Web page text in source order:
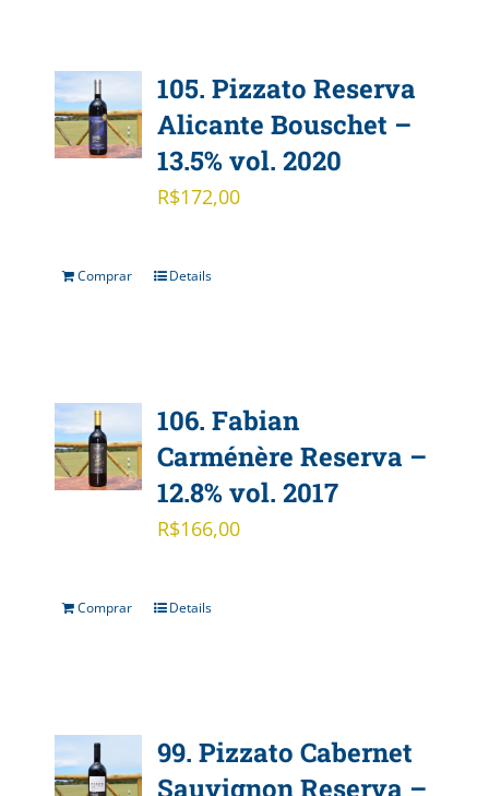
105. Pizzato Reserva
Alicante Bouschet –
13.5% vol. 2020
R$172,00
Comprar Details
106. Fabian
Carménère Reserva –
12.8% vol. 2017
R$166,00
Comprar Details
99. Pizzato Cabernet
Sauvignon Reserva –